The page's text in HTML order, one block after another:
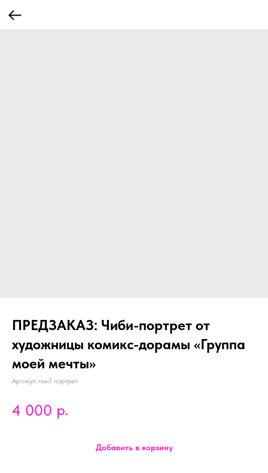
ПРЕДЗАКАЗ: Чиби-портрет от
художницы комикс-дорамы «Группа
моей мечты»
Артикул: гмм1 портрет
4 000 р.
Добавить в корзину